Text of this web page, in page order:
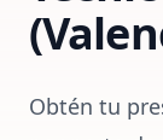
Obtén tu